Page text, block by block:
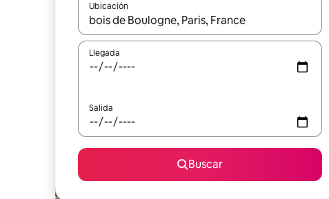
Ubicación
Cuando los resultados estén disponibles, navega
Llegada
Salida
Buscar